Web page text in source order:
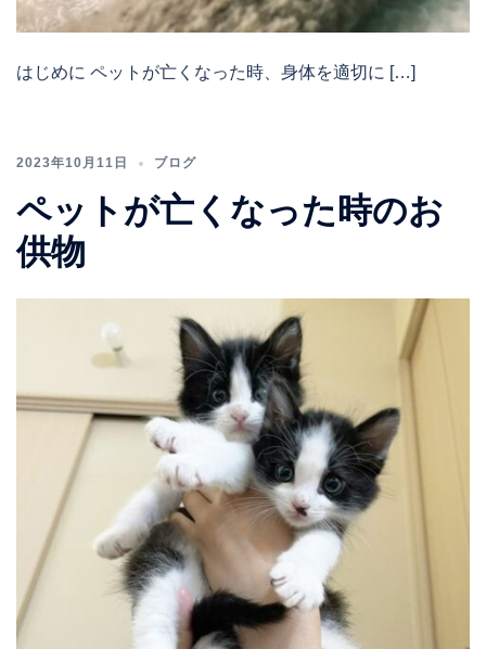
はじめに ペットが亡くなった時、身体を適切に […]
2023年10月11日 ブログ
ペットが亡くなった時のお
供物